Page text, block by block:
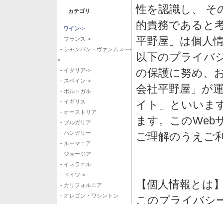
カテゴリ
ワイン->
- フランス->
- シャンパン・ヴァンムスー-
>
- イタリア->
- スペイン->
- ポルトガル
- イギリス
- オーストリア
- ブルガリア
- ハンガリー
- ルーマニア
- ジョージア
- イスラエル
- ドイツ->
- カリフォルニア
- オレゴン・ワシントン
性を認識し、 そ
的責務であると
平野屋」は個人
以下のプライバ
の保護に努め、
会社平野屋」が
イト」といいま
ます。このWeb
ご理解のうえご
【個人情報とは
このプライバシ